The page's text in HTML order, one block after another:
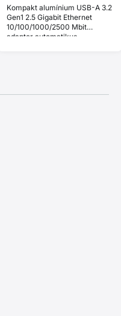
Kompakt alumínium USB-A 3.2
Gen1 2.5 Gigabit Ethernet
10/100/1000/2500 Mbit
adapter automatikus